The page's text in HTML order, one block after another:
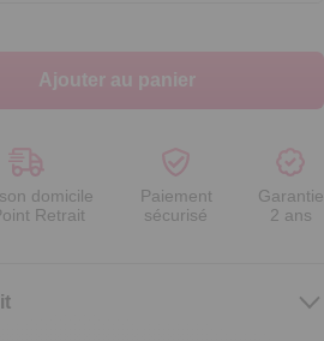
Ajouter au panier
domicile
Retrait
Paiement
sécurisé
Garantie
2 ans